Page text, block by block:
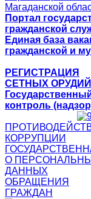
Магаданской
Портал
гражданской
Единая база
гражданской и
РЕГИСТРАЦИЯ
СЕТНЫХ
контроль
КОРРУПЦИИ
О
ДАННЫХ
ОБРАЩЕНИЯ
ГРАЖДАН